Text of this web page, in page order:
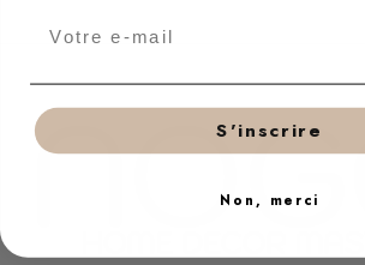
S'inscrire
Non, merci